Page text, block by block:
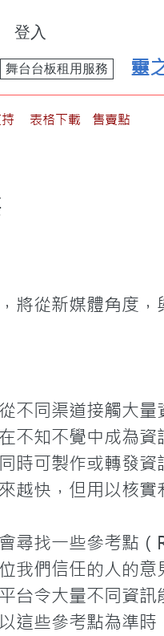
登入
靈
舞台台板租用服務
表格下載 售賣點
將從新媒體角度
不同渠道接觸大
不知不覺中成為
時可製作或轉發
越快，但用以核
尋找一些參考點
我們信任的人的
台令大量不同資
這些參考點為準